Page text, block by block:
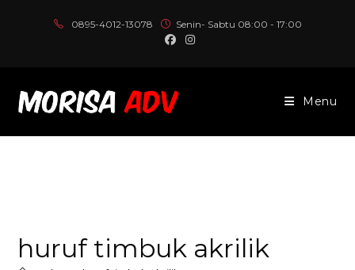
0895-4012-13078 Senin- Sabtu 08:00 - 17:00
Menu
huruf timbuk akrilik